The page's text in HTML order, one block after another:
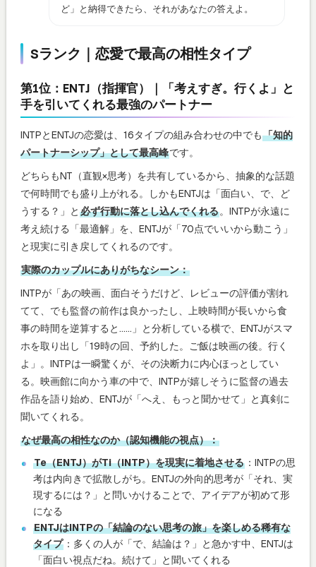
ど」と納得できたら、それがあなたの答えよ。
Sランク｜恋愛で最高の相性タイプ
第1位：ENTJ（指揮官）｜「考えすぎ。行くよ」と
手を引いてくれる最強のパートナー
INTPとENTJの恋愛は、16タイプの組み合わせの中でも「知的
パートナーシップ」として最高峰です。
どちらもNT（直観×思考）を共有しているから、抽象的な話題
で何時間でも盛り上がれる。しかもENTJは「面白い、で、ど
うする？」と 必ず行動に落とし込んでくれる。INTPが永遠に
考え続ける「最適解」を、ENTJが「70点でいいから動こう」
と現実に引き戻してくれるのです。
実際のカップルにありがちなシーン：
INTPが「あの映画、面白そうだけど、レビューの評価が割れ
てて、でも監督の前作は良かったし、上映時間が長いから食
事の時間を逆算すると……」と分析している横で、ENTJがスマ
ホを取り出し「19時の回、予約した。ご飯は映画の後。行く
よ」。INTPは一瞬驚くが、その決断力に内心ほっとしてい
る。映画館に向かう車の中で、INTPが嬉しそうに監督の過去
作品を語り始め、ENTJが「へえ、もっと聞かせて」と真剣に
聞いてくれる。
なぜ最高の相性なのか（認知機能の視点）：
Te（ENTJ）がTi（INTP）を現実に着地させる ：INTPの思
考は内向きで拡散しがち。ENTJの外向的思考が「それ、実
現するには？」と問いかけることで、アイデアが初めて形
になる
ENTJはINTPの「結論のない思考の旅」を楽しめる稀有な
タイプ ：多くの人が「で、結論は？」と急かす中、ENTJは
「面白い視点だね。続けて」と聞いてくれる